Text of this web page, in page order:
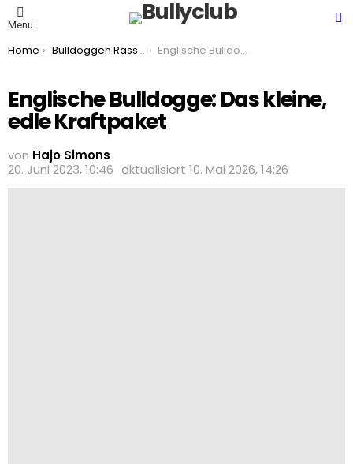
Menu
You are here:
Home Bulldoggen Rassen Englische Bulldogge: Das kleine, edle Kraftpaket
Englische Bulldogge: Das kleine,
edle Kraftpaket
von Hajo Simons
20. Juni 2023, 10:46 aktualisiert 10. Mai 2026, 14:26